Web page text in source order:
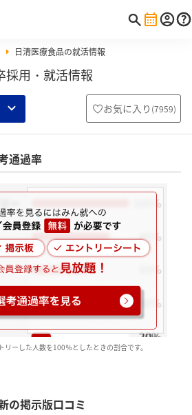
日清医療食品の就活情報
採用・就活情報
お気に入り (7959)
通過率
ーした人数を100％としたときの割合です。
の掲示版口コミ